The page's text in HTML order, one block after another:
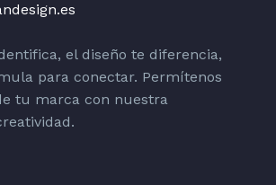
el diseño te diferencia,
para conectar. Permítenos
tu marca con nuestra